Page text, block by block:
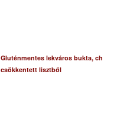
Gluténmentes lekváros bukta, ch
csökkentett lisztből